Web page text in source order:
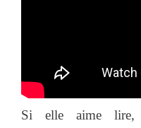
Si elle aime lire,